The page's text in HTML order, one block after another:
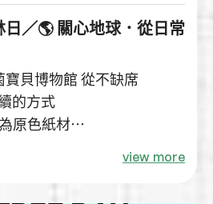
／🌎 關心地球．從日常
貝博物館 從不缺席
的方式
原色紙材
紙，更換為PEFC/FSC認證
view more